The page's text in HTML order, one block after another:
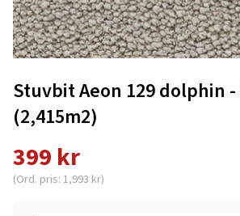
Stuvbit Aeon 129 dolphin -
(2,415m2)
399 kr
(Ord. pris: 1,993 kr)